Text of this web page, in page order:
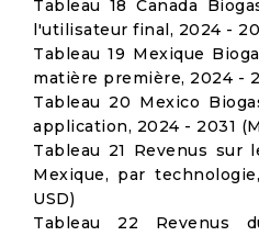
Tableau 18 Canada
l'utilisateur final, 2024 -
Tableau 19 Mexique
matière première, 2024 -
Tableau 20 Mexico
application, 2024 - 2031
Tableau 21 Revenus sur
Mexique, par
USD)
Tableau 22 Revenus